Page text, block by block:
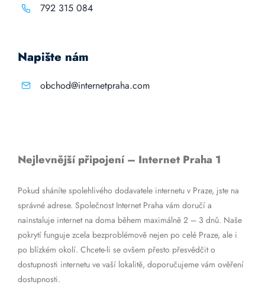
792 315 084
Napište nám
obchod@internetpraha.com
Nejlevnější připojení – Internet Praha 1
Pokud sháníte spolehlivého dodavatele internetu v Praze, jste na
správné adrese. Společnost Internet Praha vám doručí a
nainstaluje internet na doma během maximálně 2 – 3 dnů. Naše
pokrytí funguje zcela bezproblémově nejen po celé Praze, ale i
po blízkém okolí. Chcete-li se ovšem přesto přesvědčit o
dostupnosti internetu ve vaší lokalitě, doporučujeme vám ověření
dostupnosti.